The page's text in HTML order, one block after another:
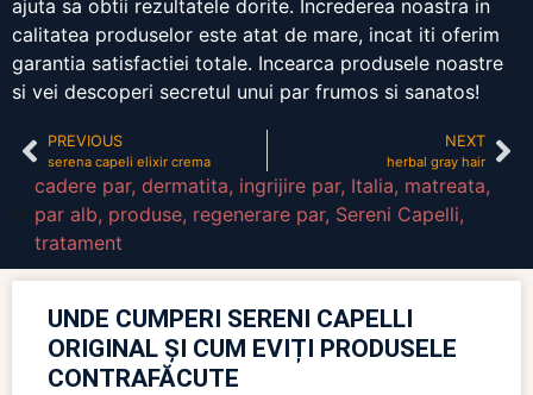
ajuta sa obtii rezultatele dorite. Increderea noastra in
calitatea produselor este atat de mare, incat iti oferim
garantia satisfactiei totale. Incearca produsele noastre
si vei descoperi secretul unui par frumos si sanatos!
PREVIOUS
serena capeli elixir crema
NEXT
herbal gray hair
cadere par, dermatita, ingrijire par, Italia, matreata,
par alb, produse, regenerare par, Sereni Capelli,
tratament
UNDE CUMPERI SERENI CAPELLI
ORIGINAL ȘI CUM EVIȚI PRODUSELE
CONTRAFĂCUTE